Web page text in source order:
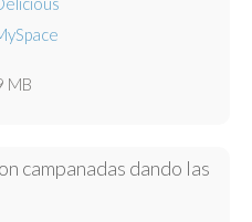
MB
campanadas dando las